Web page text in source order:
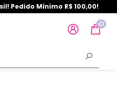
Pedido Mínimo R$ 100,00!
0